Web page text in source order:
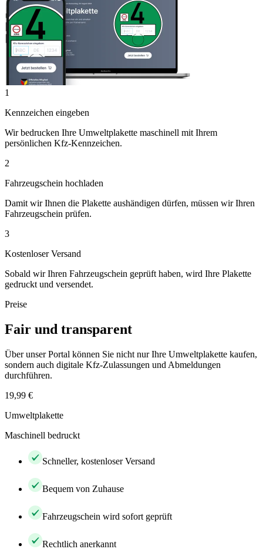
1
Kennzeichen eingeben
Wir bedrucken Ihre Umweltplakette maschinell mit Ihrem
persönlichen Kfz-Kennzeichen.
2
Fahrzeugschein hochladen
Damit wir Ihnen die Plakette aushändigen dürfen, müssen wir Ihren
Fahrzeugschein prüfen.
3
Kostenloser Versand
Sobald wir Ihren Fahrzeugschein geprüft haben, wird Ihre Plakette
gedruckt und versendet.
Preise
Fair und transparent
Über unser Portal können Sie nicht nur Ihre Umweltplakette kaufen,
sondern auch digitale Kfz-Zulassungen und Abmeldungen
durchführen.
19,99 €
Umweltplakette
Maschinell bedruckt
Schneller, kostenloser Versand
Bequem von Zuhause
Fahrzeugschein wird sofort geprüft
Rechtlich anerkannt